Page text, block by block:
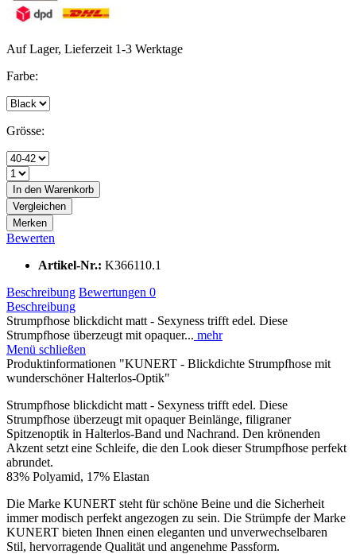
Auf Lager, Lieferzeit 1-3 Werktage
Farbe:
Grösse:
In den Warenkorb
Vergleichen
Merken
Bewerten
Artikel-Nr.: K366110.1
Beschreibung Bewertungen 0
Beschreibung
Strumpfhose blickdicht matt - Sexyness trifft edel. Diese
Strumpfhose überzeugt mit opaquer... mehr
Menü schließen
Produktinformationen "KUNERT - Blickdichte Strumpfhose mit
wunderschöner Halterlos-Optik"
Strumpfhose blickdicht matt - Sexyness trifft edel. Diese
Strumpfhose überzeugt mit opaquer Beinlänge, filigraner
Spitzenoptik in Halterlos-Band und Nachrand. Den krönenden
Akzent setzt eine Schleife, die den Look dieser Strumpfhose perfekt
abrundet.
83% Polyamid, 17% Elastan
Die Marke KUNERT steht für schöne Beine und die Sicherheit
immer modisch perfekt angezogen zu sein. Die Strümpfe der Marke
KUNERT bieten Ihnen einen eleganten und unverwechselbaren
Stil, hervorragende Qualität und angenehme Passform.